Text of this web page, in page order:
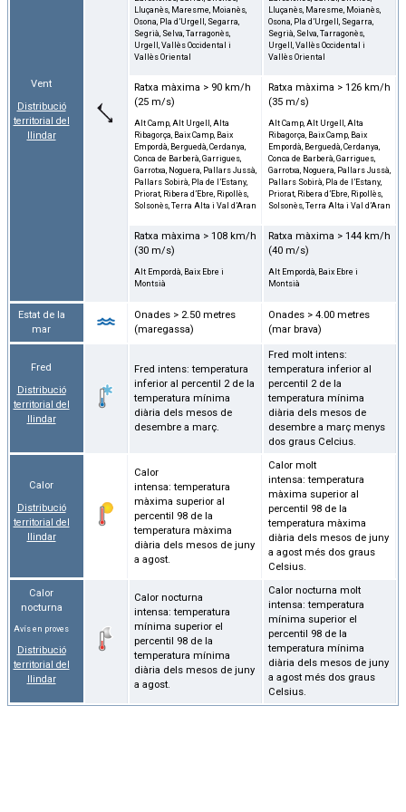
Vent
Distribució
territorial del
llindar
Lluçanès, Maresme, Moianès,
Osona, Pla d’Urgell, Segarra,
Segrià, Selva, Tarragonès,
Urgell, Vallès Occidental i
Vallès Oriental
Lluçanès, Maresme, Moianès,
Osona, Pla d’Urgell, Segarra,
Segrià, Selva, Tarragonès,
Urgell, Vallès Occidental i
Vallès Oriental
Ratxa màxima > 90 km/h
(25 m/s)
Alt Camp, Alt Urgell, Alta
Ribagorça, Baix Camp, Baix
Empordà, Berguedà, Cerdanya,
Conca de Barberà, Garrigues,
Garrotxa, Noguera, Pallars Jussà,
Pallars Sobirà, Pla de l’Estany,
Priorat, Ribera d’Ebre, Ripollès,
Solsonès, Terra Alta i Val d’Aran
Ratxa màxima > 126 km/h
(35 m/s)
Alt Camp, Alt Urgell, Alta
Ribagorça, Baix Camp, Baix
Empordà, Berguedà, Cerdanya,
Conca de Barberà, Garrigues,
Garrotxa, Noguera, Pallars Jussà,
Pallars Sobirà, Pla de l’Estany,
Priorat, Ribera d’Ebre, Ripollès,
Solsonès, Terra Alta i Val d’Aran
Ratxa màxima > 108 km/h
(30 m/s)
Alt Empordà, Baix Ebre i
Montsià
Ratxa màxima > 144 km/h
(40 m/s)
Alt Empordà, Baix Ebre i
Montsià
Estat de la
mar
Onades > 2.50 metres
(maregassa)
Onades > 4.00 metres
(mar brava)
Fred
Distribució
territorial del
llindar
Fred intens: temperatura
inferior al percentil 2 de la
temperatura mínima
diària dels mesos de
desembre a març.
Fred molt intens:
temperatura inferior al
percentil 2 de la
temperatura mínima
diària dels mesos de
desembre a març menys
dos graus Celcius.
Calor
Distribució
territorial del
llindar
Calor
intensa: temperatura
màxima superior al
percentil 98 de la
temperatura màxima
diària dels mesos de juny
a agost.
Calor molt
intensa: temperatura
màxima superior al
percentil 98 de la
temperatura màxima
diària dels mesos de juny
a agost més dos graus
Celsius.
Calor
nocturna
Avís en proves
Distribució
territorial del
llindar
Calor nocturna
intensa: temperatura
mínima superior el
percentil 98 de la
temperatura mínima
diària dels mesos de juny
a agost.
Calor nocturna molt
intensa: temperatura
mínima superior el
percentil 98 de la
temperatura mínima
diària dels mesos de juny
a agost més dos graus
Celsius.